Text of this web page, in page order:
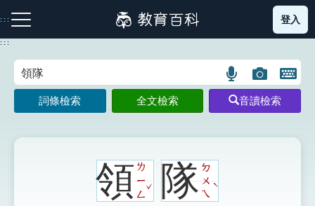
到
主
:::
注音索引圖示 筆畫索引圖示 部首索引表圖示
登入
:::
語
言
搜
圖
片
搜
開
鍵
圖
詞條檢索 全文檢索 音讀檢索
領ㄌ
ㄧ
ㄥ
ˇ隊ㄉ
ㄨ
ㄟ
ˋ